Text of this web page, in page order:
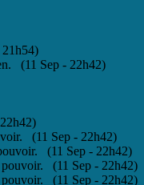
(11 Sep - 22h42)
(11 Sep - 22h42)
(11 Sep - 22h42)
(11 Sep - 22h42)
(11 Sep - 22h42)